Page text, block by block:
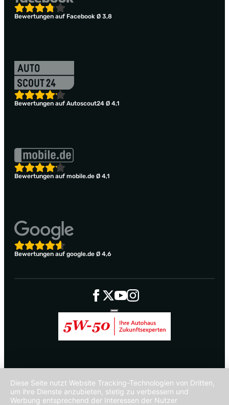
Bewertungen auf Facebook Ø 3,8
Bewertungen auf Autoscout24 Ø 4,1
Bewertungen auf mobile.de Ø 4,1
Bewertungen auf google.de Ø 4,6
Diese Seite nutzt Website Tracking-Technologien von Dritten,
um ihre Dienste anzubieten, stetig zu verbessern und
Werbung entsprechend der Interessen der Nutzer